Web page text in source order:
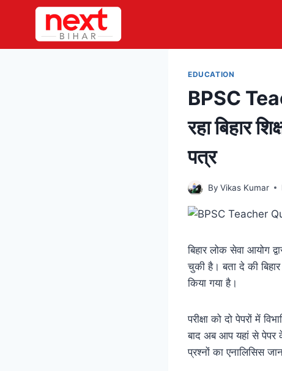
content
EDUCATION
BPSC
रहा बिहार
पत्र
By Vikas Kumar
बिहार लोक सेवा आयोग
चुकी है। बता दे की
किया गया है।
परीक्षा को दो पेपरों में
बाद अब आप यहां से पेपर
प्रश्नों का एनालिसिस